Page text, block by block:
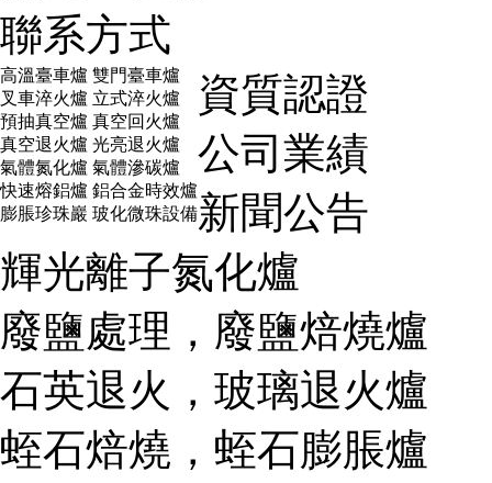
聯系方式
高溫臺車爐 雙門臺車爐
叉車淬火爐 立式淬火爐
預抽真空爐 真空回火爐
真空退火爐 光亮退火爐
氣體氮化爐 氣體滲碳爐
快速熔鋁爐 鋁合金時效爐
膨脹珍珠巖 玻化微珠設備
資質認證
公司業績
新聞公告
輝光離子氮化爐
廢鹽處理，廢鹽焙燒爐
石英退火，玻璃退火爐
蛭石焙燒，蛭石膨脹爐